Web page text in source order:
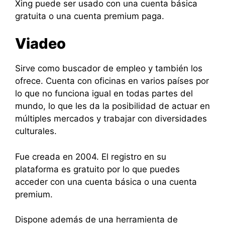
Xing puede ser usado con una cuenta básica
gratuita o una cuenta premium paga.
Viadeo
Sirve como buscador de empleo y también los
ofrece. Cuenta con oficinas en varios países por
lo que no funciona igual en todas partes del
mundo, lo que les da la posibilidad de actuar en
múltiples mercados y trabajar con diversidades
culturales.
Fue creada en 2004. El registro en su
plataforma es gratuito por lo que puedes
acceder con una cuenta básica o una cuenta
premium.
Dispone además de una herramienta de